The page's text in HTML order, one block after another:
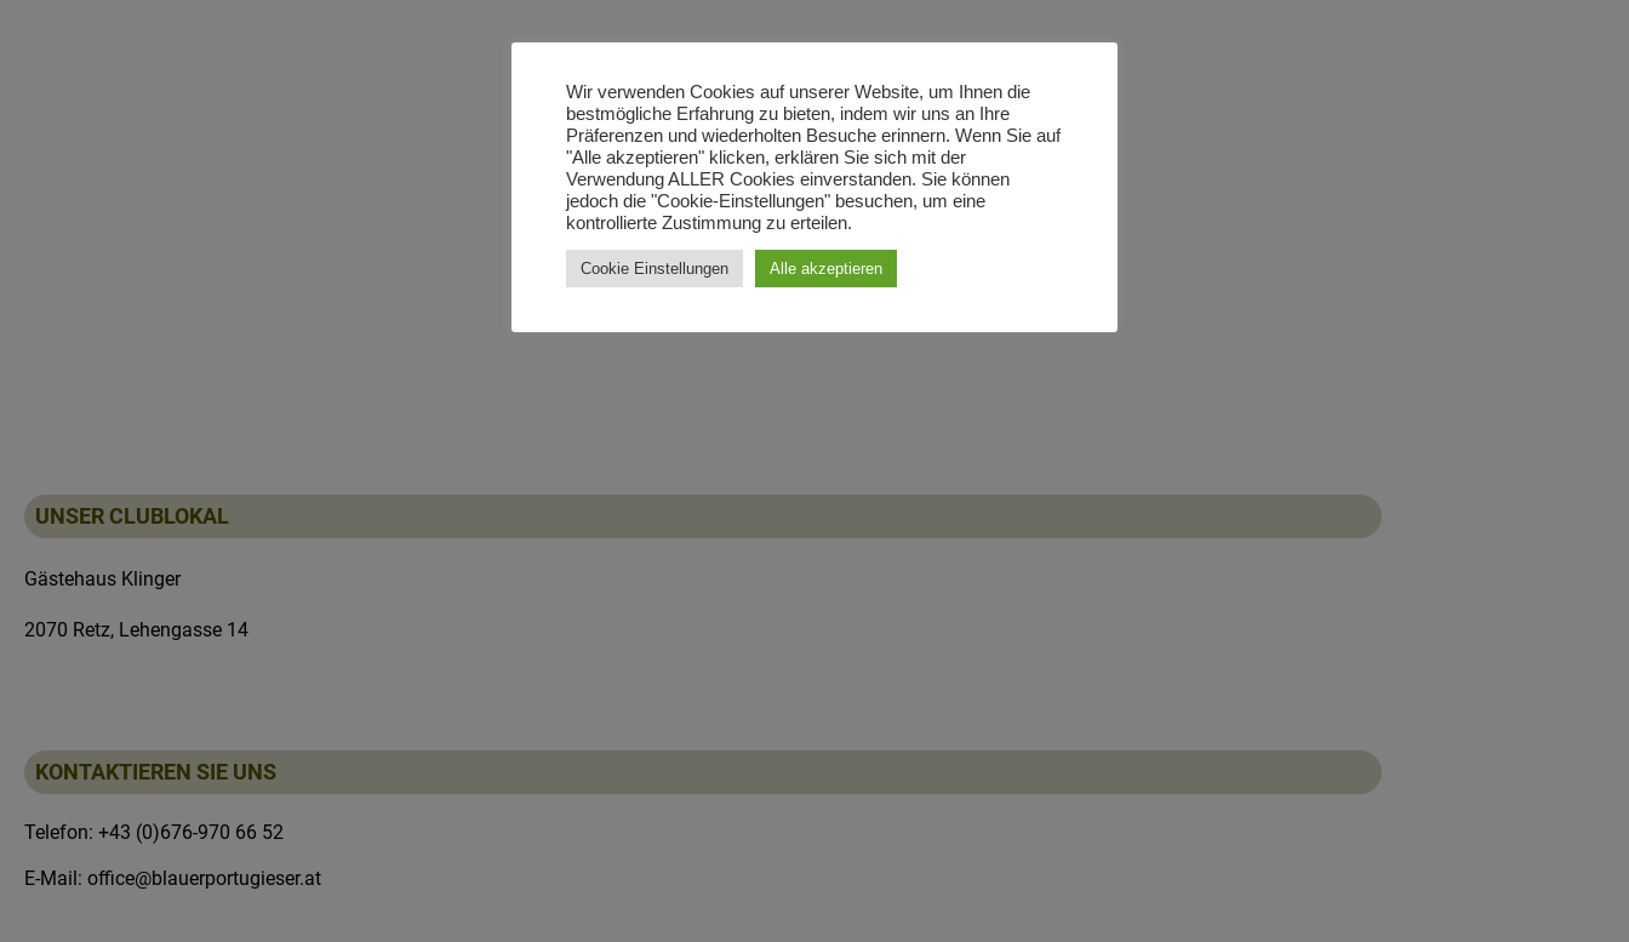
UNSER CLUBLOKAL
Gästehaus Klinger
2070 Retz, Lehengasse 14
KONTAKTIEREN SIE UNS
Telefon: +43 (0)676-970 66 52
E-Mail: office@blauerportugieser.at
Wir verwenden Cookies auf unserer Website, um Ihnen die
bestmögliche Erfahrung zu bieten, indem wir uns an Ihre
Präferenzen und wiederholten Besuche erinnern. Wenn Sie auf
"Alle akzeptieren" klicken, erklären Sie sich mit der
Verwendung ALLER Cookies einverstanden. Sie können
jedoch die "Cookie-Einstellungen" besuchen, um eine
kontrollierte Zustimmung zu erteilen.
Cookie Einstellungen Alle akzeptieren